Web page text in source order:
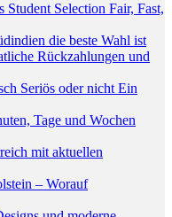
Selection Fair, Fast,
die beste Wahl ist
Rückzahlungen und
Seriös oder nicht Ein
Tage und Wochen
mit aktuellen
– Worauf